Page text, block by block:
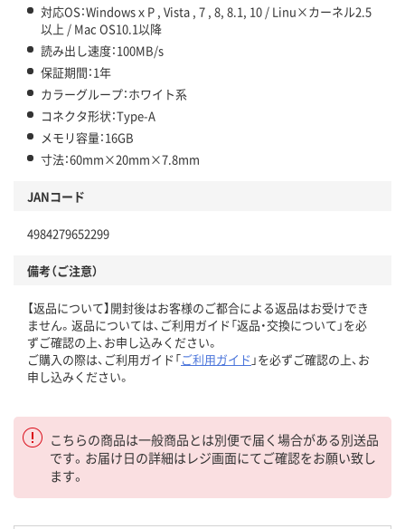
対応OS：WindowsｘP , Vista , 7 , 8, 8.1, 10 / Linu×カーネル2.5
以上 / Mac OS10.1以降
読み出し速度：100MB/s
保証期間：1年
カラーグループ：ホワイト系
コネクタ形状：Type-A
メモリ容量：16GB
寸法：60mm×20mm×7.8mm
JANコード
4984279652299
備考（ご注意）
【返品について】開封後はお客様のご都合による返品はお受けでき
ません。返品については、ご利用ガイド「返品・交換について」を必
ずご確認の上、お申し込みください。
ご購入の際は、ご利用ガイド「ご利用ガイド 」を必ずご確認の上、お
申し込みください。
こちらの商品は一般商品とは別便で届く場合がある別送品
です。お届け日の詳細はレジ画面にてご確認をお願い致し
ます。